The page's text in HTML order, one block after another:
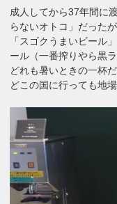
成人してから37年間に
らないオトコ」だった
「スゴクうまいビール
ール（一番搾りやら黒
どれも暑いときの一杯
どこの国に行っても地